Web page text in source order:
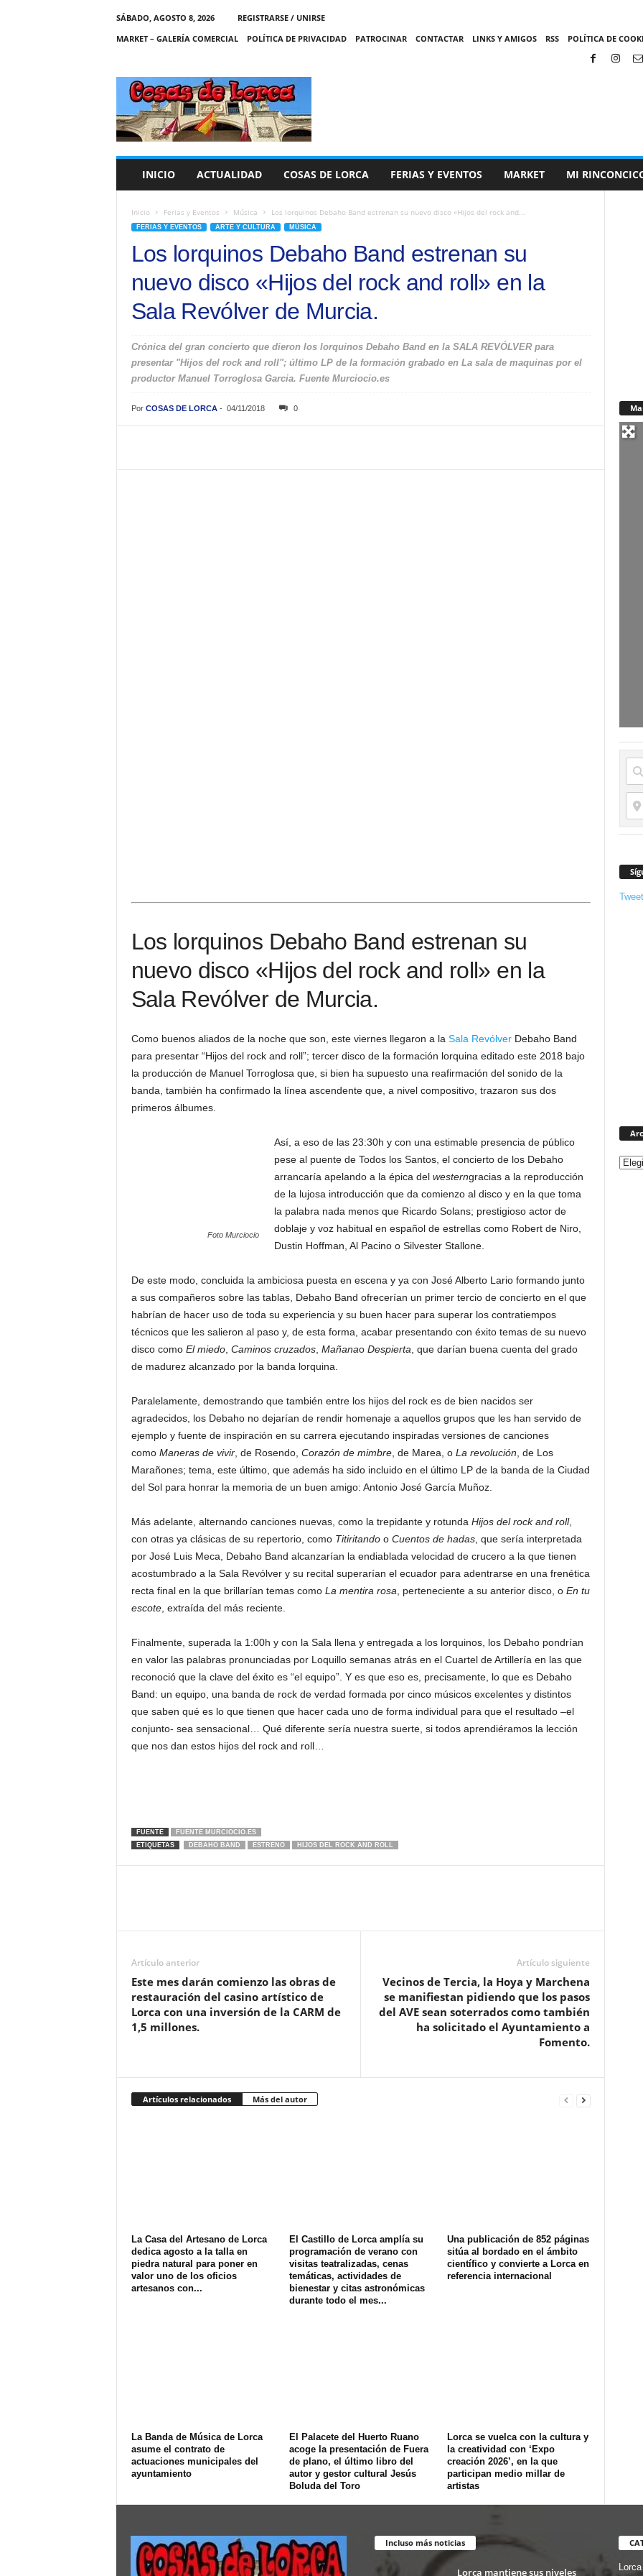
SÁBADO, AGOSTO 8, 2026
REGISTRARSE / UNIRSE
MARKET – GALERÍA COMERCIAL
POLÍTICA DE PRIVACIDAD PATROCINAR CONTACTAR LINKS Y AMIGOS RSS POLÍTICA DE
C
A
S
INICIO ACTUALIDAD COSAS DE LORCA FERIAS Y EVENTOS MARKET MI
Inicio Ferias y Eventos Música Los lorquinos Debaho Band estrenan su nuevo disco «Hijos del rock and...
FERIAS Y EVENTOS ARTE Y CULTURA MÚSICA
Los lorquinos Debaho Band estrenan su
nuevo disco «Hijos del rock and roll» en la
Sala Revólver de Murcia.
Crónica del gran concierto que dieron los lorquinos Debaho Band en la SALA REVÓLVER para
presentar "Hijos del rock and roll"; último LP de la formación grabado en La sala de maquinas por el
productor Manuel Torroglosa Garcia. Fuente Murciocio.es
Por COSAS DE LORCA- 04/11/2018 0
Los lorquinos Debaho Band estrenan su
nuevo disco «Hijos del rock and roll» en la
Sala Revólver de Murcia.
Como buenos aliados de la noche que son, este viernes llegaron a la Sala RevólverDebaho Band
para presentar “Hijos del rock and roll”; tercer disco de la formación lorquina editado este 2018 bajo
la producción de Manuel Torroglosa que, si bien ha supuesto una reafirmación del sonido de la
banda, también ha confirmado la línea ascendente que, a nivel compositivo, trazaron sus dos
primeros álbumes.
Foto Murciocio
Así, a eso de las 23:30h y con una estimable presencia de público
pese al puente de Todos los Santos, el concierto de los Debaho
arrancaría apelando a la épica del westerngracias a la reproducción
de la lujosa introducción que da comienzo al disco y en la que toma
la palabra nada menos que Ricardo Solans; prestigioso actor de
doblaje y voz habitual en español de estrellas como Robert de Niro,
Dustin Hoffman, Al Pacino o Silvester Stallone.
De este modo, concluida la ambiciosa puesta en escena y ya con José Alberto Lario formando junto
a sus compañeros sobre las tablas, Debaho Band ofrecerían un primer tercio de concierto en el que
habrían de hacer uso de toda su experiencia y su buen hacer para superar los contratiempos
técnicos que les salieron al paso y, de esta forma, acabar presentando con éxito temas de su nuevo
disco como El miedo, Caminos cruzados, Mañanao Despierta , que darían buena cuenta del grado
de madurez alcanzado por la banda lorquina.
Paralelamente, demostrando que también entre los hijos del rock es de bien nacidos ser
agradecidos, los Debaho no dejarían de rendir homenaje a aquellos grupos que les han servido de
ejemplo y fuente de inspiración en su carrera ejecutando inspiradas versiones de canciones
como Maneras de vivir, de Rosendo, Corazón de mimbre, de Marea, o La revolución , de Los
Marañones; tema, este último, que además ha sido incluido en el último LP de la banda de la Ciudad
del Sol para honrar la memoria de un buen amigo: Antonio José García Muñoz.
Más adelante, alternando canciones nuevas, como la trepidante y rotunda Hijos del rock and roll,
con otras ya clásicas de su repertorio, como Titiritandoo Cuentos de hadas, que sería interpretada
por José Luis Meca, Debaho Band alcanzarían la endiablada velocidad de crucero a la que tienen
acostumbrado a la Sala Revólver y su recital superarían el ecuador para adentrarse en una frenética
recta final en la que brillarían temas como La mentira rosa , perteneciente a su anterior disco, o En tu
escote, extraída del más reciente.
Finalmente, superada la 1:00h y con la Sala llena y entregada a los lorquinos, los Debaho pondrían
en valor las palabras pronunciadas por Loquillo semanas atrás en el Cuartel de Artillería en las que
reconoció que la clave del éxito es “el equipo”. Y es que eso es, precisamente, lo que es Debaho
Band: un equipo, una banda de rock de verdad formada por cinco músicos excelentes y distintos
que saben qué es lo que tienen que hacer cada uno de forma individual para que el resultado –el
conjunto- sea sensacional… Qué diferente sería nuestra suerte, si todos aprendiéramos la lección
que nos dan estos hijos del rock and roll…
FUENTE
FUENTE MURCIOCIO.ES
ETIQUETAS
DEBAHO BAND ESTRENO HIJOS DEL ROCK AND ROLL
Artículo anterior
Este mes darán comienzo las obras de
restauración del casino artístico de
Lorca con una inversión de la CARM de
1,5 millones.
Artículo siguiente
Vecinos de Tercia, la Hoya y Marchena
se manifiestan pidiendo que los pasos
del AVE sean soterrados como también
ha solicitado el Ayuntamiento a
Fomento.
Artículos relacionados Más del autor
La Casa del Artesano de Lorca
dedica agosto a la talla en
piedra natural para poner en
valor uno de los oficios
artesanos con...
El Castillo de Lorca amplía su
programación de verano con
visitas teatralizadas, cenas
temáticas, actividades de
bienestar y citas astronómicas
durante todo el mes...
Una publicación de 852 páginas
sitúa al bordado en el ámbito
científico y convierte a Lorca en
referencia internacional
La Banda de Música de Lorca
asume el contrato de
actuaciones municipales del
ayuntamiento
El Palacete del Huerto Ruano
acoge la presentación de Fuera
de plano, el último libro del
autor y gestor cultural Jesús
Boluda del Toro
Lorca se vuelca con la cultura y
la creatividad con ‘Expo
creación 2026’, en la que
participan medio millar de
artistas
Incluso más noticias
Lorca mantiene sus niveles Lorca